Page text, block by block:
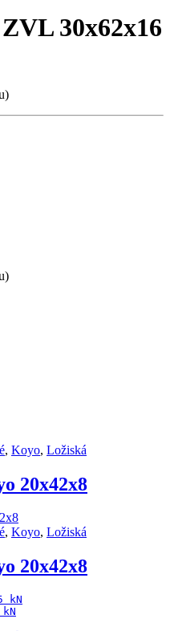
30x62x16
, Koyo, Ložiská
20x42x8
, Koyo, Ložiská
20x42x8
kN